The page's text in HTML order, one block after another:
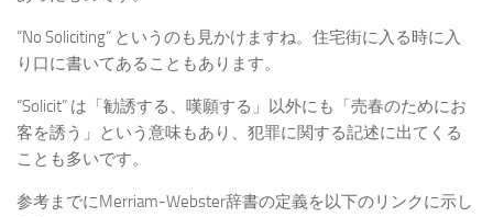
“No Soliciting” というのも見かけますね。住宅街に入る時に入
り口に書いてあることもあります。
“Solicit” は「勧誘する、嘆願する」以外にも「売春のためにお
客を誘う」という意味もあり、犯罪に関する記述に出てくる
ことも多いです。
参考までにMerriam-Webster辞書の定義を以下のリンクに示し